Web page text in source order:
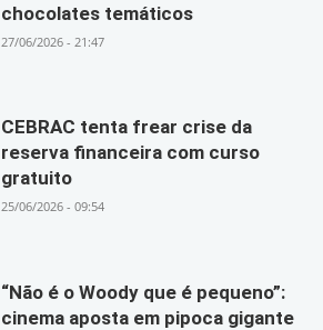
chocolates temáticos
27/06/2026 - 21:47
CEBRAC tenta frear crise da
reserva financeira com curso
gratuito
25/06/2026 - 09:54
“Não é o Woody que é pequeno”:
cinema aposta em pipoca gigante